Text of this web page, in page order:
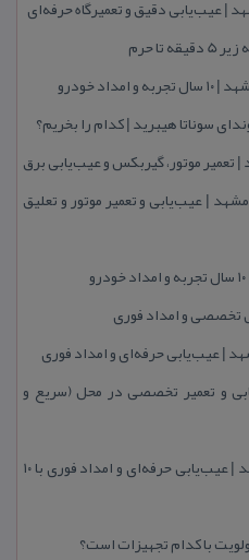
| عیب‌یابی دقیق و تعمیرگاه حرفه‌ای
حرم
خودرو
سوناتا هیبرید | كدام را بخریم؟
| عیب‌یابی و تعمیر موتور و تعلیق
تخصصی و امداد فوری
عیب‌یابی حرفه‌ای و امداد فوری
و تعمیر تخصصی در محل (سریع و
تعمیرگاه تخصصی كوییك در مشهد | عیب‌یابی حرفه‌ای و امداد فوری با ۱۰